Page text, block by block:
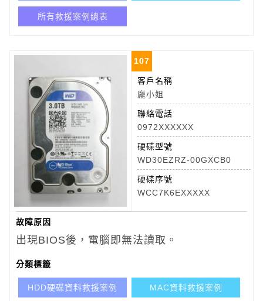
所有救援案例總表
107
客戶名稱
龐小姐
聯絡電話
0972XXXXXX
硬碟型號
WD30EZRZ-00GXCB0
硬碟序號
WCC7K6EXXXXX
故障原因
出現BIOS後，電腦即無法讀取。
分類標籤
HDD硬碟資料救援案例 MAC資料救援案例